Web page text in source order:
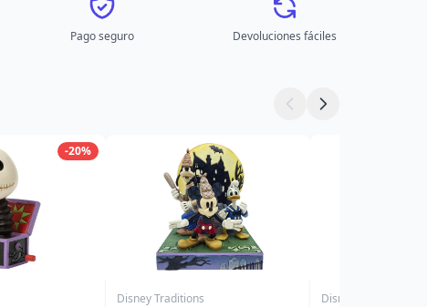
Pago seguro Devoluciones fáciles
-20%
Disney Traditions Disney Traditions